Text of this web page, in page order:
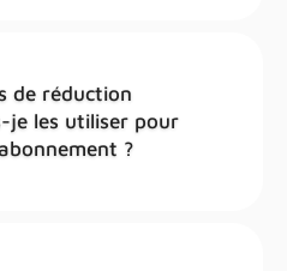
de réduction
je les utiliser pour
?